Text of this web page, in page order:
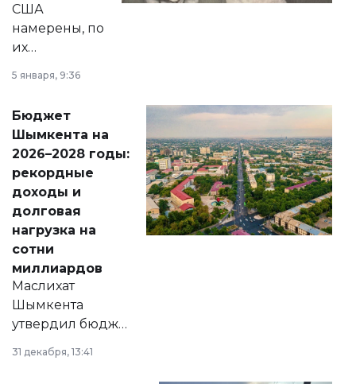
США
намерены, по
их
принести
народу
Венесуэлы.
5 января, 9:36
Бюджет
Шымкента на
2026–2028 годы:
рекордные
доходы и
долговая
нагрузка на
сотни
миллиардов
Маслихат
Шымкента
утвердил бюджет
города на 2026–
2028 годы.
31 декабря, 13:41